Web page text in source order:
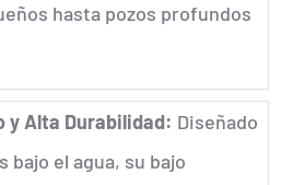
hasta pozos profundos
y Alta Durabilidad: Diseñado
bajo el agua, su bajo